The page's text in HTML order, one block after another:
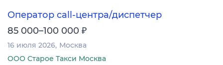
Оператор call-центра/диспетчер
85 000–100 000 ₽
16 июля 2026 Москва
ООО Старое Такси Москва